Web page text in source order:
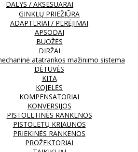
DALYS / AKSESUARAI
GINKLŲ PRIEŽIŪRA
ADAPTERIAI / PERĖJIMAI
APSODAI
BUOŽĖS
DIRŽAI
atatrankos mažinimo sistema
DĖTUVĖS
KITA
KOJELĖS
KOMPENSATORIAI
KONVERSIJOS
PISTOLETINĖS RANKENOS
PISTOLETŲ KRIAUNOS
PRIEKINĖS RANKENOS
PROŽEKTORIAI